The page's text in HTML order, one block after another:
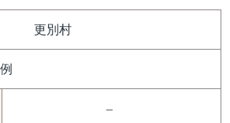
更別村
–